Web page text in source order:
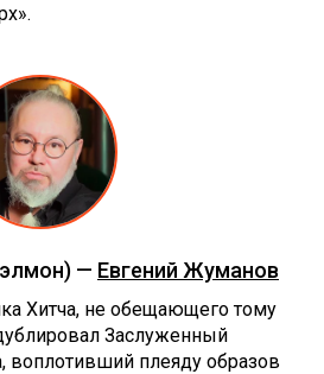
— Евгений Жуманов
Хитча, не обещающего тому
Заслуженный
воплотивший плеяду образов